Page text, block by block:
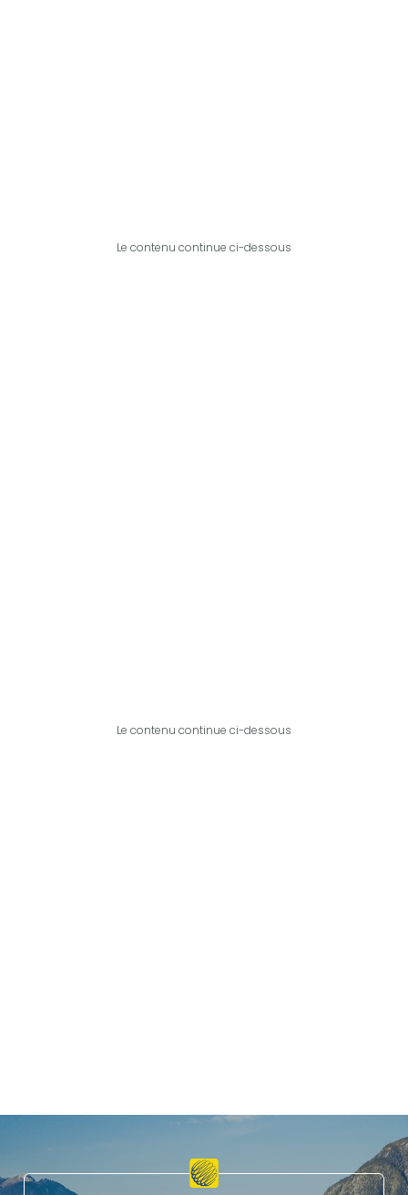
Le contenu continue ci-dessous
Le contenu continue ci-dessous